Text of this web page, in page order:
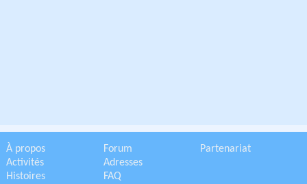
À propos
Activités
Histoires
Forum
Adresses
FAQ
Partenariat